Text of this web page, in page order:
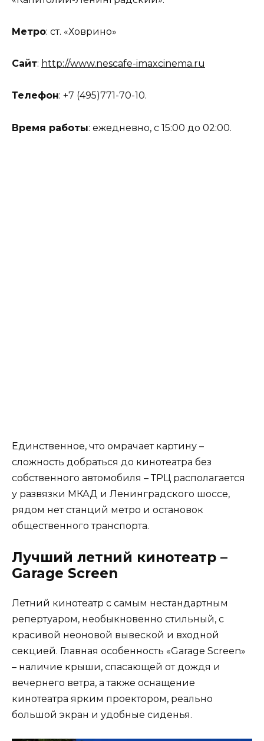
Метро: ст. «Ховрино»
Сайт: http://www.nescafe-imaxcinema.ru
Телефон: +7 (495)771-70-10.
Время работы: ежедневно, с 15:00 до 02:00.
Единственное, что омрачает картину –
сложность добраться до кинотеатра без
собственного автомобиля – ТРЦ располагается
у развязки МКАД и Ленинградского шоссе,
рядом нет станций метро и остановок
общественного транспорта.
Лучший летний кинотеатр –
Garage Screen
Летний кинотеатр с самым нестандартным
репертуаром, необыкновенно стильный, с
красивой неоновой вывеской и входной
секцией. Главная особенность «Garage Screen»
– наличие крыши, спасающей от дождя и
вечернего ветра, а также оснащение
кинотеатра ярким проектором, реально
большой экран и удобные сиденья.